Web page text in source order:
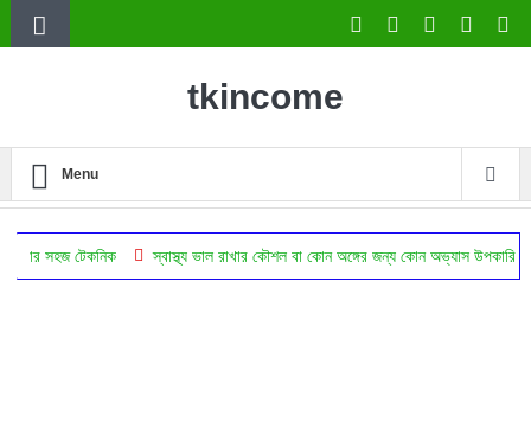
tkincome
Menu
স্বাস্থ্য ভাল রাখার কৌশল বা কোন অঙ্গের জন্য কোন অভ্যাস উপকারি ঔষধ ছাড়া